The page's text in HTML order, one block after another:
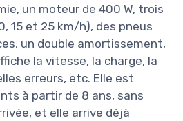
un moteur de 400 W, trois
15 et 25 km/h), des pneus
un double amortissement,
la vitesse, la charge, la
erreurs, etc. Elle est
à partir de 8 ans, sans
et elle arrive déjà